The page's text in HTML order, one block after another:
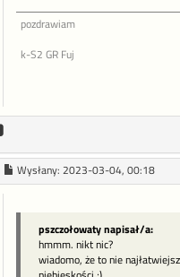
pozdrawiam
k-S2 GR Fuj
Wysłany: 2023-03-04, 00:18
pszczołowaty napisał/a:
hmmm. nikt nic?
wiadomo, że to nie